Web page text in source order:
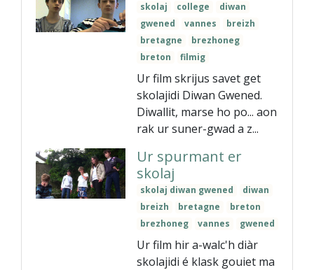
skolaj college
diwan
gwened
vannes
breizh
bretagne
brezhoneg
breton
filmig
Ur film skrijus savet get
skolajidi Diwan Gwened.
Diwallit, marse ho po... aon
rak ur suner-gwad a z...
Ur spurmant er
skolaj
skolaj diwan gwened
diwan
breizh
bretagne
breton
brezhoneg
vannes gwened
Ur film hir a-walc'h diàr
skolajidi é klask gouiet ma